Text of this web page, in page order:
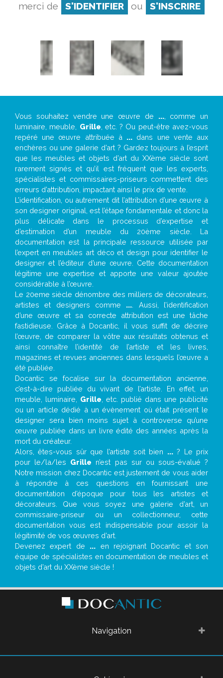
merci de
S'IDENTIFIER ou S'INSCRIRE
Vous souhaitez vendre une œuvre de ..., comme un
luminaire, meuble, Grille , etc. ? Ou peut-être avez-vous
repéré une œuvre attribuée à ... dans une vente aux
enchères ou une galerie d’art ? Gardez toujours à l’esprit
que les meubles et objets d’art du XXème siècle sont
rarement signés et qu’il est fréquent que les experts,
spécialistes et commissaires-priseurs commettent des
erreurs d’attribution, impactant ainsi le prix de vente.
L’identification, ou autrement dit l’attribution d’une œuvre à
son designer original, est l’étape fondamentale et donc la
plus délicate dans le processus d’expertise et
d’estimation d’un meuble du 20ème siècle. La
documentation est la principale ressource utilisée par
l’expert en meubles art déco et design pour identifier le
designer et l’éditeur d’une œuvre. Cette documentation
légitime une expertise et apporte une valeur ajoutée
considérable à l’œuvre.
Le 20eme siècle dénombre des milliers de décorateurs,
artistes et designers comme ... . Aussi, l’identification
d’une œuvre et sa correcte attribution est une tâche
fastidieuse. Grâce à Docantic, il vous suffit de décrire
l’œuvre, de comparer la vôtre aux résultats obtenus et
ainsi connaître l’identité de l’artiste et les livres,
magazines et revues anciennes dans lesquels l’œuvre a
été publiée.
Docantic se focalise sur la documentation ancienne,
c’est-à-dire publiée du vivant de l’artiste. En effet, un
meuble, luminaire, Grille , etc. publié dans une publicité
ou un article dédié à un évènement où était présent le
designer sera bien moins sujet à controverse qu’une
œuvre publiée dans un livre édité des années après la
mort du créateur.
Alors, êtes-vous sûr que l’artiste soit bien ...? Le prix
pour le/la/les Grille n’est pas sur ou sous-évalué ?
Notre mission chez Docantic est justement de vous aider
à répondre à ces questions en fournissant une
documentation d’époque pour tous les artistes et
décorateurs. Que vous soyez une galerie d’art, un
commissaire-priseur ou un collectionneur, cette
documentation vous est indispensable pour assoir la
légitimité de vos œuvres d’art.
Devenez expert de ... en rejoignant Docantic et son
équipe de spécialistes en documentation de meubles et
objets d’art du XXème siècle !
Navigation